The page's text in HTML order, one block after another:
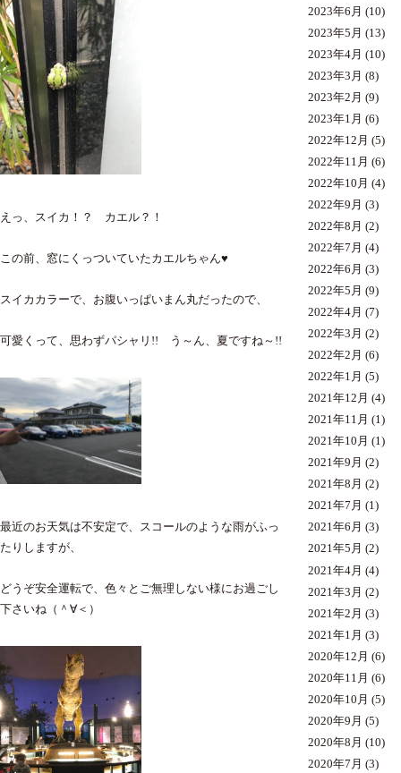
えっ、スイカ！？ カエル？！
この前、窓にくっついていたカエルちゃん♥
スイカカラーで、お腹いっぱいまん丸だったので、
可愛くって、思わずパシャリ!! う～ん、夏ですね～!!
最近のお天気は不安定で、スコールのような雨がふっ
たりしますが、
どうぞ安全運転で、色々とご無理しない様にお過ごし
下さいね（＾∀＜）
2023年6月 (10)
2023年5月 (13)
2023年4月 (10)
2023年3月 (8)
2023年2月 (9)
2023年1月 (6)
2022年12月 (5)
2022年11月 (6)
2022年10月 (4)
2022年9月 (3)
2022年8月 (2)
2022年7月 (4)
2022年6月 (3)
2022年5月 (9)
2022年4月 (7)
2022年3月 (2)
2022年2月 (6)
2022年1月 (5)
2021年12月 (4)
2021年11月 (1)
2021年10月 (1)
2021年9月 (2)
2021年8月 (2)
2021年7月 (1)
2021年6月 (3)
2021年5月 (2)
2021年4月 (4)
2021年3月 (2)
2021年2月 (3)
2021年1月 (3)
2020年12月 (6)
2020年11月 (6)
2020年10月 (5)
2020年9月 (5)
2020年8月 (10)
2020年7月 (3)